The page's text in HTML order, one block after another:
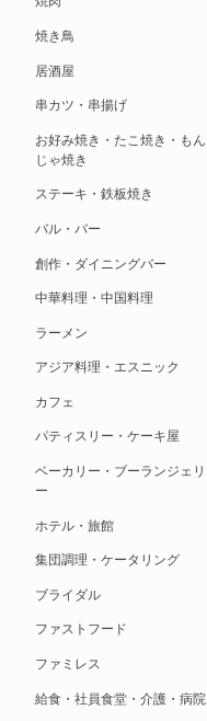
焼き鳥
居酒屋
串カツ・串揚げ
お好み焼き・たこ焼き・もん
じゃ焼き
ステーキ・鉄板焼き
バル・バー
創作・ダイニングバー
中華料理・中国料理
ラーメン
アジア料理・エスニック
カフェ
パティスリー・ケーキ屋
ベーカリー・ブーランジェリ
ー
ホテル・旅館
集団調理・ケータリング
ブライダル
ファストフード
ファミレス
給食・社員食堂・介護・病院